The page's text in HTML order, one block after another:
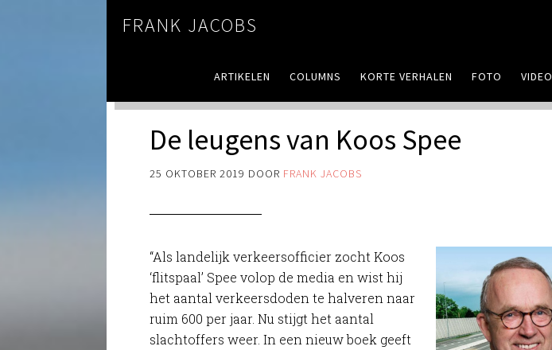
FRANK JACOBS
ARTIKELEN COLUMNS KORTE VERHALEN FOTO VIDEO
De leugens van Koos Spee
25 OKTOBER 2019 DOOR FRANK JACOBS
“Als landelijk verkeersofficier zocht Koos
‘flitspaal’ Spee volop de media en wist hij
het aantal verkeersdoden te halveren naar
ruim 600 per jaar. Nu stijgt het aantal
slachtoffers weer. In een nieuw boek geeft